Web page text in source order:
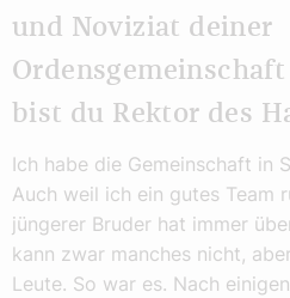
und Noviziat deiner
bist du Rektor des
Ich habe die Gemeinschaft in
Auch weil ich ein gutes Team
jüngerer Bruder hat immer
kann zwar manches nicht,
Leute. So war es. Nach